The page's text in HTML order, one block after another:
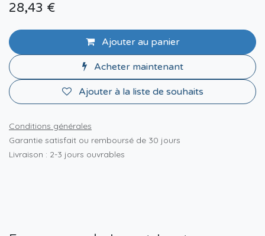
28,43 €
Ajouter au panier
Acheter maintenant
Ajouter à la liste de souhaits
Conditions générales
Garantie satisfait ou remboursé de 30 jours
Livraison : 2-3 jours ouvrables